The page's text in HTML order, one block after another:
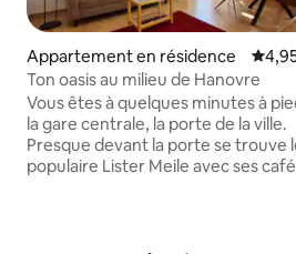
Appartement en résidence
Ton oasis au milieu de Hanovre
Vous êtes à quelques minutes à
la gare centrale, la porte de la ville.
Presque devant la porte se trouve
populaire Lister Meile avec ses
l'Eilenriede. L'appartement est calme,